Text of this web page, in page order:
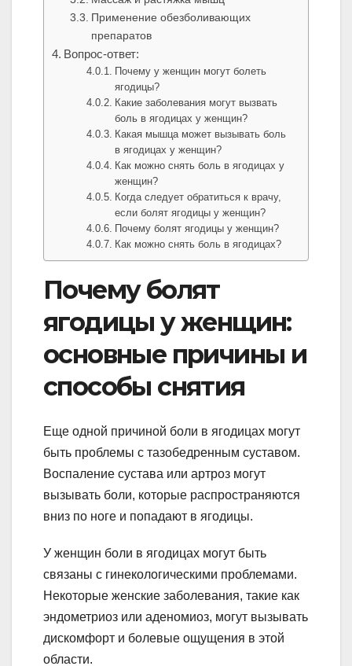
Применение обезболивающих
препаратов
Вопрос-ответ:
Почему у женщин могут болеть
ягодицы?
Какие заболевания могут вызвать
боль в ягодицах у женщин?
Какая мышца может вызывать боль
в ягодицах у женщин?
Как можно снять боль в ягодицах у
женщин?
Когда следует обратиться к врачу,
если болят ягодицы у женщин?
Почему болят ягодицы у женщин?
Как можно снять боль в ягодицах?
Почему болят
ягодицы у женщин:
основные причины и
способы снятия
Еще одной причиной боли в ягодицах могут
быть проблемы с тазобедренным суставом.
Воспаление сустава или артроз могут
вызывать боли, которые распространяются
вниз по ноге и попадают в ягодицы.
У женщин боли в ягодицах могут быть
связаны с гинекологическими проблемами.
Некоторые женские заболевания, такие как
эндометриоз или аденомиоз, могут вызывать
дискомфорт и болевые ощущения в этой
области.